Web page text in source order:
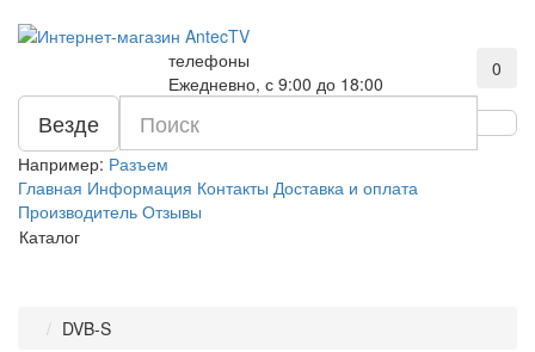
телефоны
Ежедневно, с 9:00 до 18:00
0
Везде
Например: Разъем
Главная Информация Контакты Доставка и оплата
Производитель Отзывы
Каталог
DVB-S